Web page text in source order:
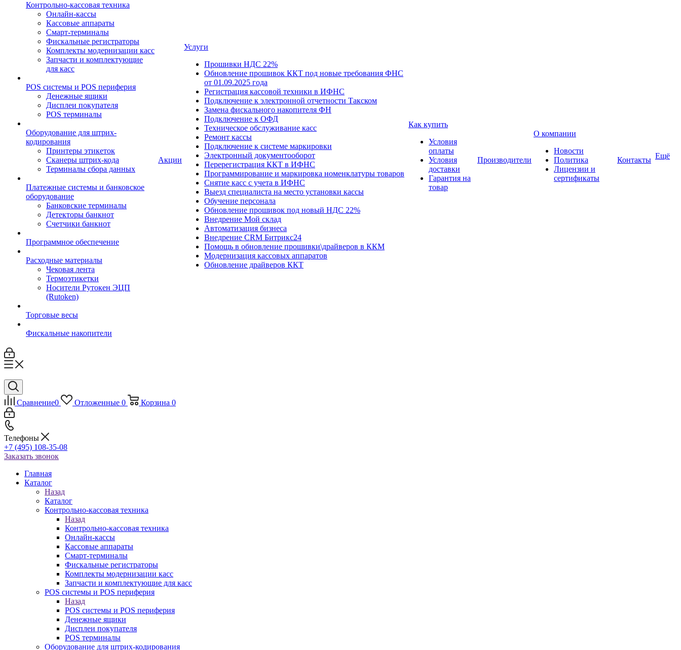
Контрольно-кассовая техника
Онлайн-кассы
Кассовые аппараты
Смарт-терминалы
Фискальные регистраторы
Комплекты модернизации касс
Запчасти и комплектующие
для касс
POS системы и POS периферия
Денежные ящики
Дисплеи покупателя
POS терминалы
Оборудование для штрих-
кодирования
Принтеры этикеток
Сканеры штрих-кода
Терминалы сбора данных
Платежные системы и банковское
оборудование
Банковские терминалы
Детекторы банкнот
Счетчики банкнот
Программное обеспечение
Расходные материалы
Чековая лента
Термоэтикетки
Носители Рутокен ЭЦП
(Rutoken)
Торговые весы
Фискальные накопители
Акции
Услуги
Прошивки НДС 22%
Обновление прошивок ККТ под новые требования ФНС
от 01.09.2025 года
Регистрация кассовой техники в ИФНС
Подключение к электронной отчетности Такском
Замена фискального накопителя ФН
Подключение к ОФД
Техническое обслуживание касс
Ремонт кассы
Подключение к системе маркировки
Электронный документооборот
Перерегистрация ККТ в ИФНС
Программирование и маркировка номенклатуры товаров
Снятие касс с учета в ИФНС
Выезд специалиста на место установки кассы
Обучение персонала
Обновление прошивок под новый НДС 22%
Внедрение Мой склад
Автоматизация бизнеса
Внедрение CRM Битрикс24
Помощь в обновление прошивки\драйверов в ККМ
Модернизация кассовых аппаратов
Обновление драйверов ККТ
Как купить
Условия
оплаты
Условия
доставки
Гарантия на
товар
Производители
О компании
Новости
Политика
Лицензии и
сертификаты
Контакты Ещё
Сравнение0 Отложенные 0 Корзина 0
Телефоны
+7 (495) 108-35-08
Заказать звонок
Главная
Каталог
Назад
Каталог
Контрольно-кассовая техника
Назад
Контрольно-кассовая техника
Онлайн-кассы
Кассовые аппараты
Смарт-терминалы
Фискальные регистраторы
Комплекты модернизации касс
Запчасти и комплектующие для касс
POS системы и POS периферия
Назад
POS системы и POS периферия
Денежные ящики
Дисплеи покупателя
POS терминалы
Оборудование для штрих-кодирования